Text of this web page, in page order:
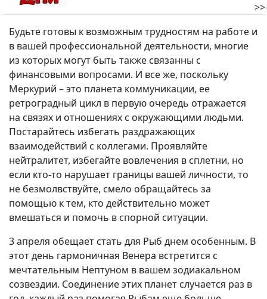
>>
Будьте готовы к возможным трудностям на работе и
в вашей профессиональной деятельности, многие
из которых могут быть также связанны с
финансовыми вопросами. И все же, поскольку
Меркурий – это планета коммуникации, ее
ретроградный цикл в первую очередь отражается
на связях и отношениях с окружающими людьми.
Постарайтесь избегать раздражающих
взаимодействий с коллегами. Проявляйте
нейтралитет, избегайте вовлечения в сплетни, но
если кто-то нарушает границы вашей личности, то
не безмолвствуйте, смело обращайтесь за
помощью к тем, кто действительно может
вмешаться и помочь в спорной ситуации.
3 апреля обещает стать для Рыб днем особенным. В
этот день гармоничная Венера встретится с
мечтательным Нептуном в вашем зодиакальном
созвездии. Соединение этих планет случается раз в